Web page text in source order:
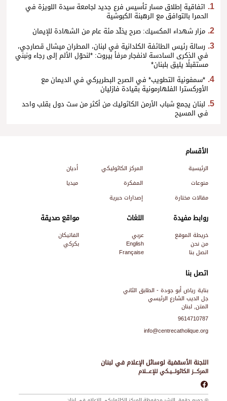
اتفاقية إطلاق مسار تأسيس فرع جديد لجامعة سيدة اللويزة في
الحمرا بالتوافق مع الرهبنة الكبوشية
مزار شهداء المكسيك: صرح يخلّد مئة عام من الشهادة للإيمان
رسالة رئيس الطائفة الكلدانية في لبنان، المطران ميشال قصارجي،
في الذكرى السادسة لانفجار مرفأ بيروت: *لنحوّل الألم إلى رجاء ونبني
مستقبلًا يليق بلبنان*
*سمفونية التطويب* في الصرح البطريركي في الديمان مع
الأوركسترا الفلهارمونية بقيادة فازليان
لبنان يجمع شباب الأرمن الكاثوليك من أكثر من ست دول بقلب واحد
في المسيح
اللجنة الأسقفية لوسائل الإعلام في لبنان
المركـــز الكاثولـــيـكي للإعـــلام
اتصل بنا
بناية رياض أبو جودة - الطابق الثاني
جل الديب الشارع الرئيسي
المتن, لبنان
9614710787
info@centrecatholique.org
الأقسام
الرئيسية المركز الكاثوليكي
أديان
منوعات
المفكرة
ميديا
مقالات مختارة
إصدارات حبرية
روابط مفيدة
خريطة الموقع
من نحن
اتصل بنا
اللغات
عربي
English
Française
مواقع صديقة
الفاتيكان
بكركي